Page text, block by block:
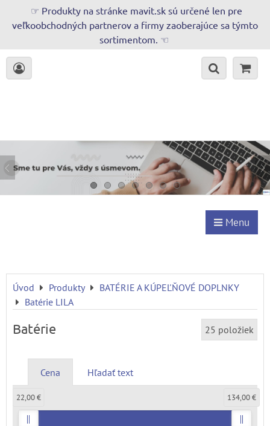
☞ Produkty na stránke mavit.sk sú určené len pre
veľkoobchodných partnerov a firmy zaoberajúce sa týmto
sortimentom. ☜
Menu
Úvod Produkty
BATÉRIE A KÚPEĽŇOVÉ DOPLNKY
Batérie LILA
Batérie 25 položiek
Cena Hľadať text
22,00 € 134,00 €